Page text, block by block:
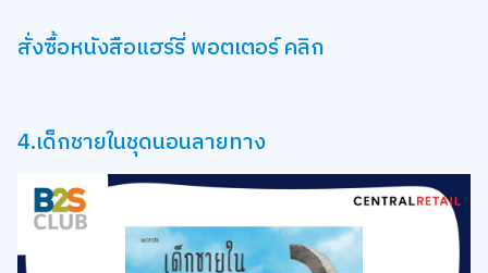
สั่งซื้อหนังสือแฮร์รี่ พอตเตอร์ คลิก
4.เด็กชายในชุดนอนลายทาง